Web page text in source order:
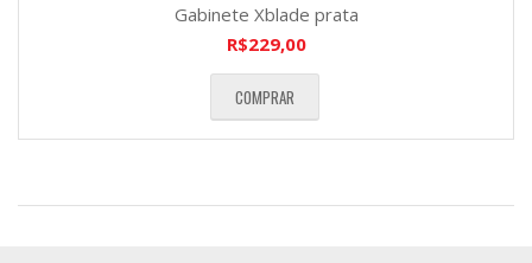
Gabinete Xblade prata
R$229,00
COMPRAR